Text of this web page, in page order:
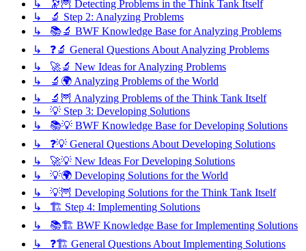
↳ 🔭🦉 Detecting Problems in the Think Tank Itself
↳ 🔬 Step 2: Analyzing Problems
↳ 📚🔬 BWF Knowledge Base for Analyzing Problems
↳ ❓🔬 General Questions About Analyzing Problems
↳ 🚀🔬 New Ideas for Analyzing Problems
↳ 🔬🌍 Analyzing Problems of the World
↳ 🔬🦉 Analyzing Problems of the Think Tank Itself
↳ 💡 Step 3: Developing Solutions
↳ 📚💡 BWF Knowledge Base for Developing Solutions
↳ ❓💡 General Questions About Developing Solutions
↳ 🚀💡 New Ideas For Developing Solutions
↳ 💡🌍 Developing Solutions for the World
↳ 💡🦉 Developing Solutions for the Think Tank Itself
↳ 🏗️ Step 4: Implementing Solutions
↳ 📚🏗️ BWF Knowledge Base for Implementing Solutions
↳ ❓🏗️ General Questions About Implementing Solutions